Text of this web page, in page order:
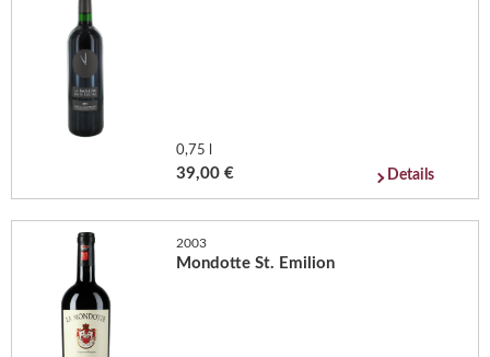
0,75 l
39,00 € Details
2003
Mondotte St. Emilion